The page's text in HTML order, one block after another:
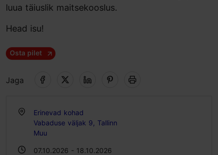
luua täiuslik maitsekooslus.
Head isu!
Osta pilet
Jaga
Erinevad kohad
Vabaduse väljak 9, Tallinn
Muu
07.10.2026 - 18.10.2026